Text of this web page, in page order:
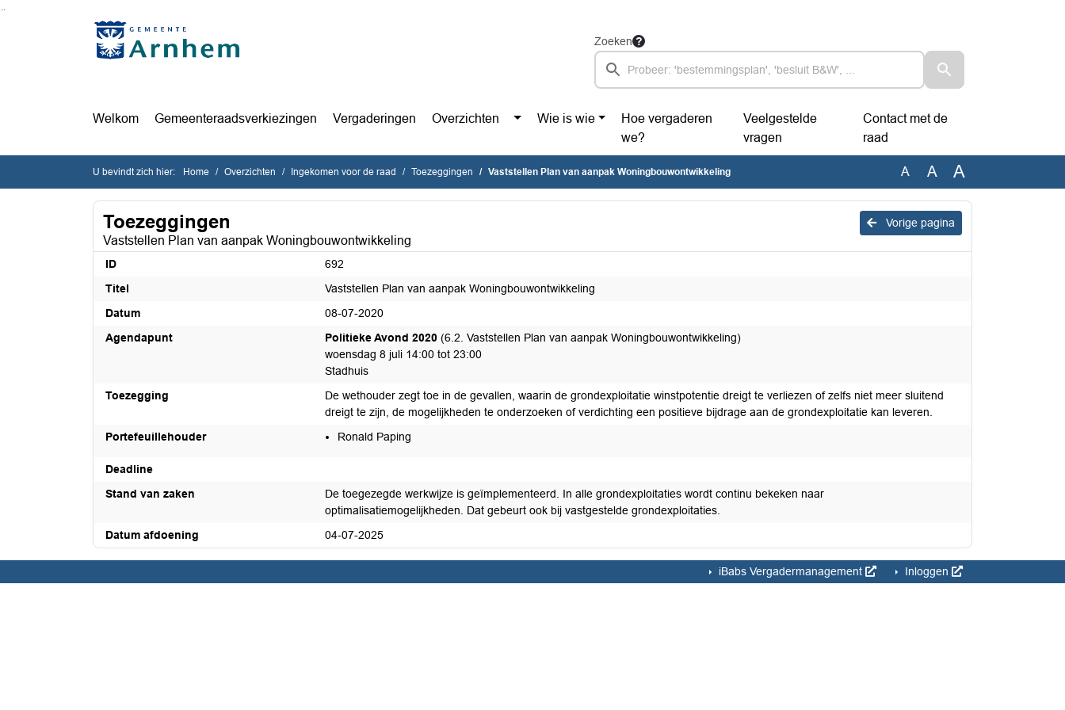
Ga naar de inhoud van deze pagina
Ga naar het zoeken
Ga naar het menu
Zoeken
Welkom Gemeenteraadsverkiezingen Vergaderingen Overzichten Wie is wie
Hoe vergaderen
we?
Veelgestelde
vragen
Contact met de
raad
U bevindt zich hier: Home Overzichten Ingekomen voor de raad Toezeggingen Vaststellen Plan van aanpak Woningbouwontwikkeling A A A
Vorige pagina
Toezeggingen
Vaststellen Plan van aanpak Woningbouwontwikkeling
ID
692
Titel
Vaststellen Plan van aanpak Woningbouwontwikkeling
Datum
08-07-2020
Agendapunt
Politieke Avond 2020 (6.2. Vaststellen Plan van aanpak Woningbouwontwikkeling)
woensdag 8 juli 14:00 tot 23:00
Stadhuis
Toezegging
De wethouder zegt toe in de gevallen, waarin de grondexploitatie winstpotentie dreigt te verliezen of zelfs niet meer sluitend
dreigt te zijn, de mogelijkheden te onderzoeken of verdichting een positieve bijdrage aan de grondexploitatie kan leveren.
Portefeuillehouder
Ronald Paping
Deadline
Stand van zaken
De toegezegde werkwijze is geïmplementeerd. In alle grondexploitaties wordt continu bekeken naar
optimalisatiemogelijkheden. Dat gebeurt ook bij vastgestelde grondexploitaties.
Datum afdoening
04-07-2025
iBabs Vergadermanagement Inloggen